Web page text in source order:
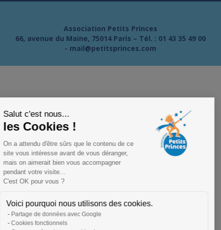
Salut c'est nous...
les Cookies !
On a attendu d'être sûrs que le contenu de ce
site vous intéresse avant de vous déranger,
mais on aimerait bien vous accompagner
pendant votre visite...
C'est OK pour vous ?
Voici pourquoi nous utilisons des cookies.
Partage de données avec Google
Cookies fonctionnels
Association Petits Princes
66, avenue du Maine, 75014 Paris – Tél. : 01 43 35 49 00
- mail@petitsprinces.com